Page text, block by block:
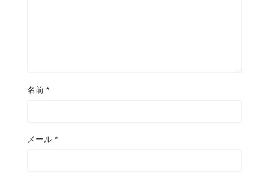
名前 *
メール *